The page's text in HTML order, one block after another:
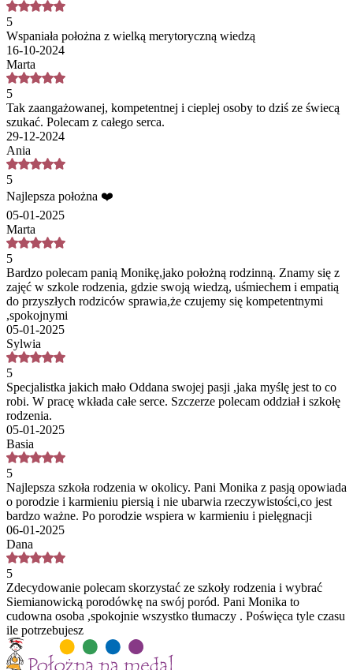
5
Wspaniała położna z wielką merytoryczną wiedzą
16-10-2024
Marta
5
Tak zaangażowanej, kompetentnej i cieplej osoby to dziś ze świecą
szukać. Polecam z całego serca.
29-12-2024
Ania
5
Najlepsza położna ❤️
05-01-2025
Marta
5
Bardzo polecam panią Monikę,jako położną rodzinną. Znamy się z
zajęć w szkole rodzenia, gdzie swoją wiedzą, uśmiechem i empatią
do przyszłych rodziców sprawia,że czujemy się kompetentnymi
,spokojnymi
05-01-2025
Sylwia
5
Specjalistka jakich mało Oddana swojej pasji ,jaka myślę jest to co
robi. W pracę wkłada całe serce. Szczerze polecam oddział i szkołę
rodzenia.
05-01-2025
Basia
5
Najlepsza szkoła rodzenia w okolicy. Pani Monika z pasją opowiada
o porodzie i karmieniu piersią i nie ubarwia rzeczywistości,co jest
bardzo ważne. Po porodzie wspiera w karmieniu i pielęgnacji
06-01-2025
Dana
5
Zdecydowanie polecam skorzystać ze szkoły rodzenia i wybrać
Siemianowicką porodówkę na swój poród. Pani Monika to
cudowna osoba ,spokojnie wszystko tłumaczy . Poświęca tyle czasu
ile potrzebujesz